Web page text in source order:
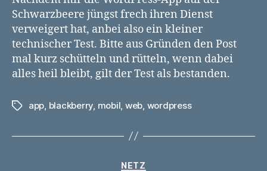
Schwarzbeere jüngst frech ihren Dienst
verweigert hat, anbei also ein kleiner
technischer Test. Bitte aus Gründen den Post
mal kurz schütteln und rütteln, wenn dabei
alles heil bleibt, gilt der Test als bestanden.
Schlagwörter
app blackberry mobil web wordpress
Kategorien
NETZ